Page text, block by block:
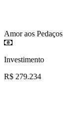
Amor aos Pedaços
Investimento
R$ 279.234